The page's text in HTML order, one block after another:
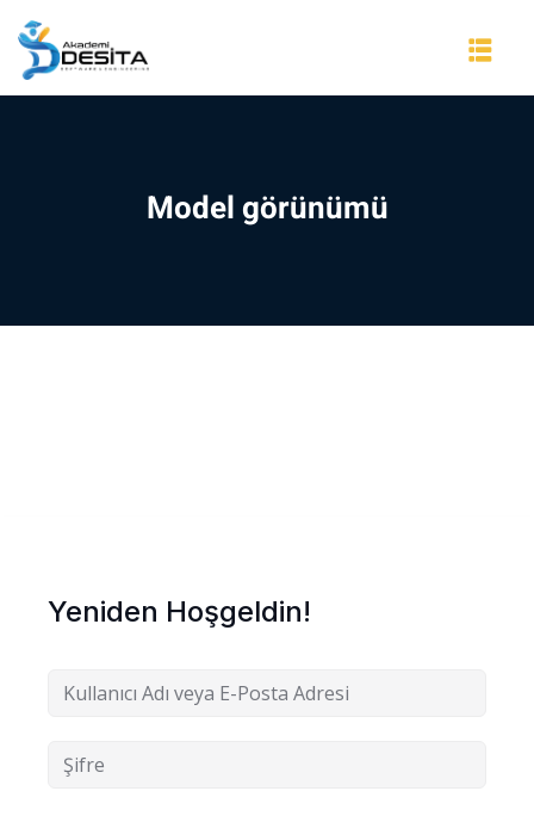
Skip
content
Model görünümü
Yeniden Hoşgeldin!